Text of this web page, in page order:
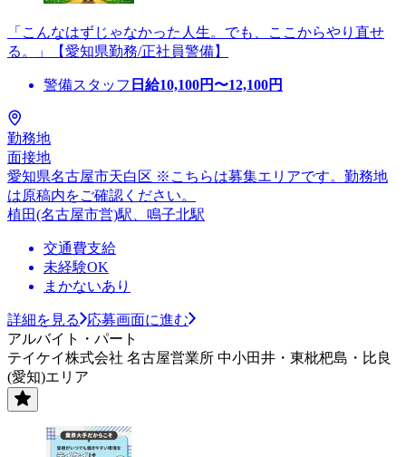
「こんなはずじゃなかった人生。でも、ここからやり直せ
る。」【愛知県勤務/正社員警備】
警備スタッフ 日給10,100円〜12,100円
勤務地
面接地
愛知県名古屋市天白区 ※こちらは募集エリアです。勤務地
は原稿内をご確認ください。
植田(名古屋市営)駅、鳴子北駅
交通費支給
未経験OK
まかないあり
詳細を見る
応募画面に進む
アルバイト・パート
テイケイ株式会社 名古屋営業所 中小田井・東枇杷島・比良
(愛知)エリア